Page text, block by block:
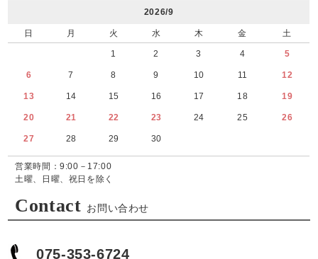
2026/9
日 月 火 水 木 金 土
1 2 3 4 5
6 7 8 9 10 11 12
13 14 15 16 17 18 19
20 21 22 23 24 25 26
27 28 29 30
営業時間：9:00－17:00
土曜、日曜、祝日を除く
Contact お問い合わせ
075-353-6724